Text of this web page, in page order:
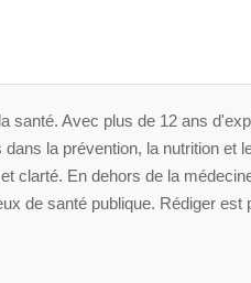
santé. Avec plus de 12 ans
la prévention, la nutrition et
clarté. En dehors de la
de santé publique. Rédiger est